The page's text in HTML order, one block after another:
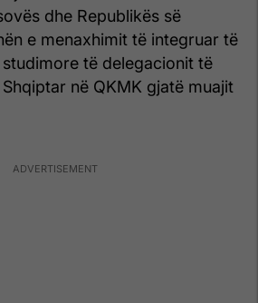
dhe Republikës së
e menaxhimit të integruar të
të delegacionit të
në QKMK gjatë muajit